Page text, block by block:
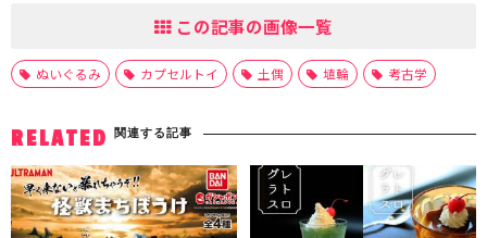
この記事の画像一覧
ぬいぐるみ カプセルトイ 土偶 埴輪 考古学
RELATED 関連する記事